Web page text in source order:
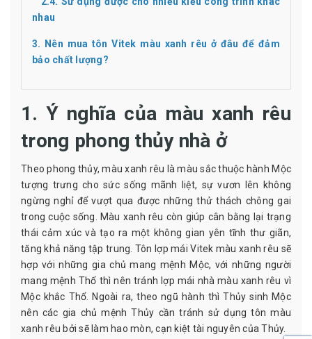
nhau
3. Nên mua tôn Vitek màu xanh rêu ở đâu để đảm
bảo chất lượng?
1. Ý nghĩa của màu xanh rêu
trong phong thủy nhà ở
Theo phong thủy, màu xanh rêu là màu sắc thuộc hành Mộc
tượng trưng cho sức sống mãnh liệt, sự vươn lên không
ngừng nghỉ để vượt qua được những thử thách chông gai
trong cuộc sống. Màu xanh rêu còn giúp cân bằng lại trạng
thái cảm xúc và tạo ra một không gian yên tĩnh thư giãn,
tăng khả năng tập trung. Tôn lợp mái Vitek màu xanh rêu sẽ
hợp với những gia chủ mang mệnh Mộc, với những người
mang mệnh Thổ thì nên tránh lợp mái nhà màu xanh rêu vì
Mộc khắc Thổ. Ngoài ra, theo ngũ hành thì Thủy sinh Mộc
nên các gia chủ mệnh Thủy cần tránh sử dụng tôn màu
xanh rêu bởi sẽ làm hao mòn, cạn kiệt tài nguyên của Thủy.